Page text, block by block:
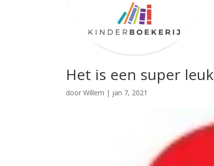
Het is een super leuk
doorWillem | jan 7, 2021